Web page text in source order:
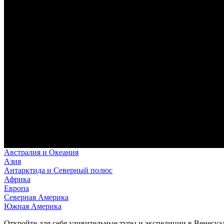
Австралия и Океания
Азия
Антарктида и Северный полюс
Африка
Европа
Северная Америка
Южная Америка